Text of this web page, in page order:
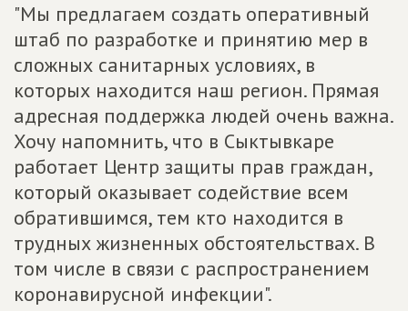
"Мы предлагаем создать оперативный
штаб по разработке и принятию мер в
сложных санитарных условиях, в
которых находится наш регион. Прямая
адресная поддержка людей очень важна.
Хочу напомнить, что в Сыктывкаре
работает Центр защиты прав граждан,
который оказывает содействие всем
обратившимся, тем кто находится в
трудных жизненных обстоятельствах. В
том числе в связи с распространением
коронавирусной инфекции".